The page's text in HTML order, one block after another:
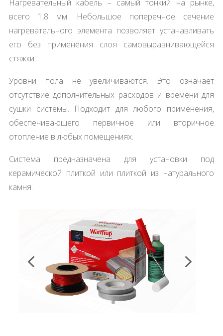
Нагревательный кабель – самый тонкий на рынке,
всего 1,8 мм. Небольшое поперечное сечение
нагревательного элемента позволяет устанавливать
его без применения слоя самовыравнивающейся
стяжки.
Уровни пола не увеличиваются. Это означает
отсутствие дополнительных расходов и времени для
сушки системы. Подходит для любого применения,
обеспечивающего первичное или вторичное
отопление в любых помещениях.
Система предназначена для установки под
керамической плиткой или плиткой из натурального
камня.